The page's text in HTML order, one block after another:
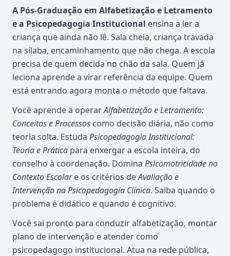
A Pós-Graduação em Alfabetização e Letramento
e a Psicopedagogia Institucional ensina a ler a
criança que ainda não lê. Sala cheia, criança travada
na sílaba, encaminhamento que não chega. A escola
precisa de quem decida no chão da sala. Quem já
leciona aprende a virar referência da equipe. Quem
está entrando agora monta o método que faltava.
Você aprende a operarAlfabetização e Letramento:
Conceitos e Processos como decisão diária, não como
teoria solta. Estuda Psicopedagogia Institucional:
Teoria e Prática para enxergar a escola inteira, do
conselho à coordenação. Domina Psicomotricidade no
Contexto Escolare os critérios deAvaliação e
Intervenção na Psicopedagogia Clínica. Saiba quando o
problema é didático e quando é cognitivo.
Você sai pronto para conduzir alfabetização, montar
plano de intervenção e atender como
psicopedagogo institucional. Atua na rede pública,